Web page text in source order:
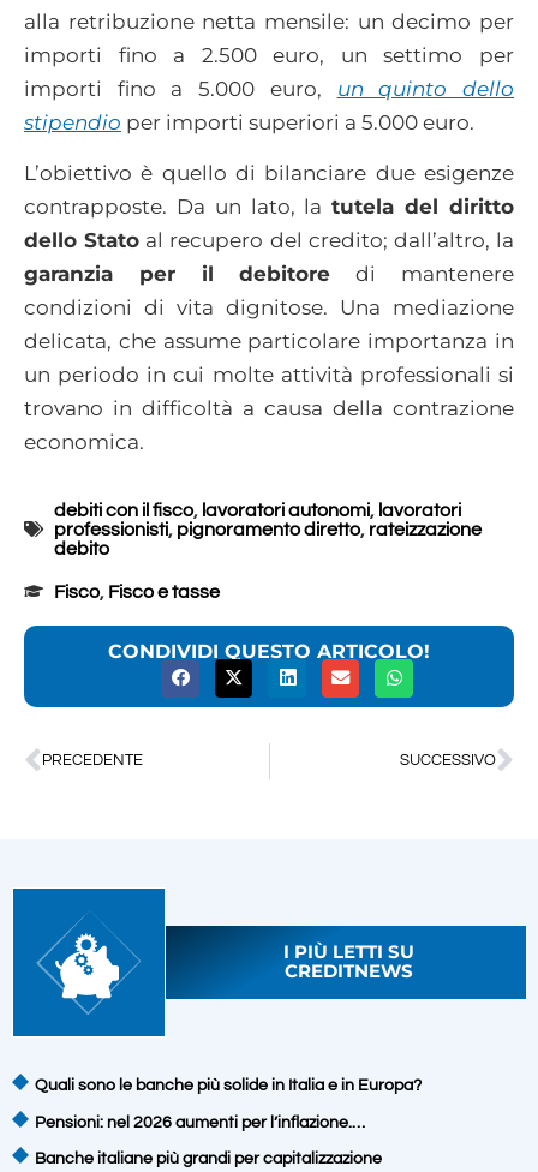
alla retribuzione netta mensile: un decimo per
importi fino a 2.500 euro, un settimo per
importi fino a 5.000 euro, un quinto dello
stipendio per importi superiori a 5.000 euro.
L’obiettivo è quello di bilanciare due esigenze
contrapposte. Da un lato, latutela del diritto
dello Stato al recupero del credito; dall’altro, la
garanzia per il debitore di mantenere
condizioni di vita dignitose. Una mediazione
delicata, che assume particolare importanza in
un periodo in cui molte attività professionali si
trovano in difficoltà a causa della contrazione
economica.
debiti con il fisco, lavoratori autonomi, lavoratori
professionisti, pignoramento diretto, rateizzazione
debito
Fisco, Fisco e tasse
CONDIVIDI QUESTO ARTICOLO!
PRECEDENTE SUCCESSIVO
I PIÙ LETTI SU
CREDITNEWS
Quali sono le banche più solide in Italia e in Europa?
Pensioni: nel 2026 aumenti per l’inflazione.…
Banche italiane più grandi per capitalizzazione